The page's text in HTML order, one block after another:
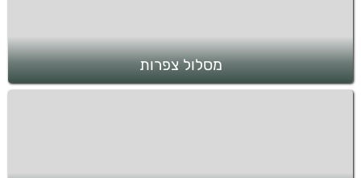
מסלול צפרות